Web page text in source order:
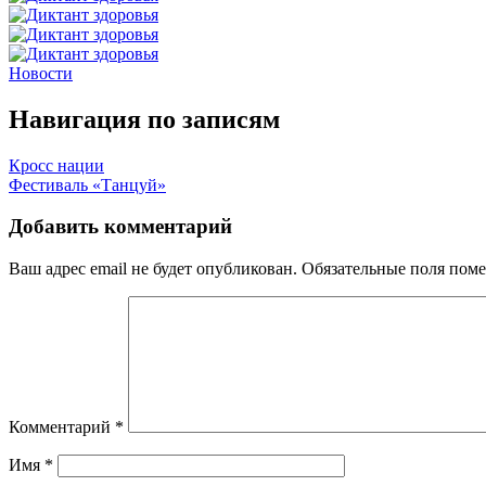
Новости
Навигация по записям
Кросс нации
Фестиваль «Танцуй»
Добавить комментарий
Ваш адрес email не будет опубликован. Обязательные поля
Комментарий *
Имя *